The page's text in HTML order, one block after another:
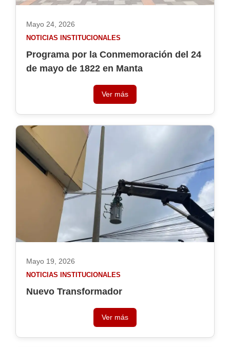
Mayo 24, 2026
NOTICIAS INSTITUCIONALES
Programa por la Conmemoración del 24
de mayo de 1822 en Manta
Ver más
Mayo 19, 2026
NOTICIAS INSTITUCIONALES
Nuevo Transformador
Ver más